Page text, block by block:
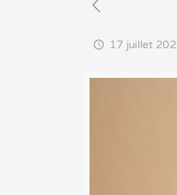
17 juillet